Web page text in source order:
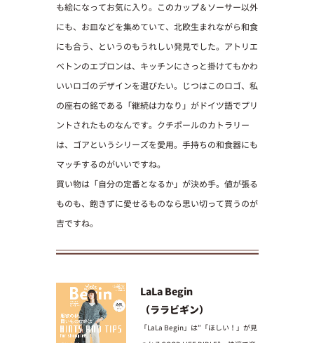
も絵になってお気に入り。このカップ＆ソーサー以外
にも、お皿などを集めていて、北欧生まれながら和食
にも合う、というのもうれしい発見でした。アトリエ
べトンのエプロンは、キッチンにさっと掛けてもかわ
いいロゴのデザインを選びたい。じつはこのロゴ、私
の座右の銘である「継続は力なり」がドイツ語でプリ
ントされたものなんです。クチポールのカトラリー
は、ゴアというシリーズを愛用。手持ちの和食器にも
マッチするのがいいですね。
買い物は「自分の定番となるか」が決め手。値が張る
ものも、飽きずに愛せるものなら思い切って買うのが
吉ですね。
LaLa Begin
（ララビギン）
「LaLa Begin」は”「ほしい！」が見